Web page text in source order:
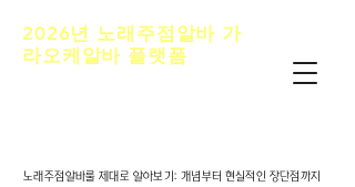
2026년 노래주점알바 가
라오케알바 플랫폼
노래주점알바룰 제대로 알아보기: 개념부터 현실적인 장단점까지
노래주점알바룰 제대로 알아보기: 개념부터 현실적인 장단점까지